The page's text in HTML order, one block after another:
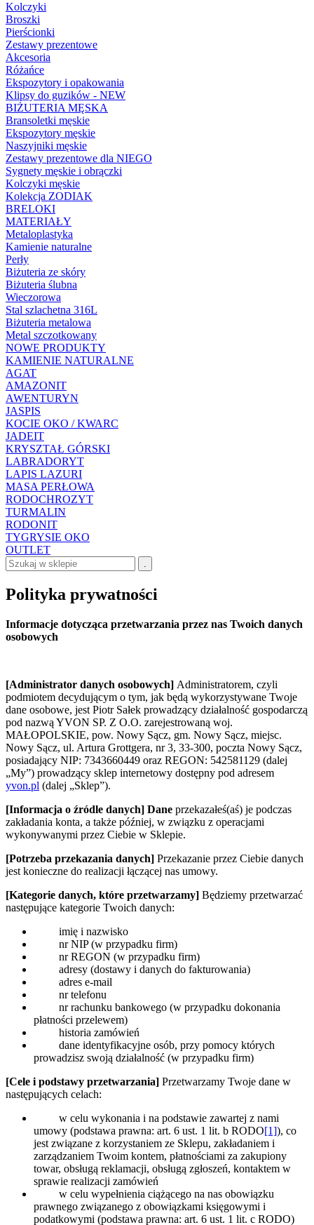
Kolczyki
Broszki
Pierścionki
Zestawy prezentowe
Akcesoria
Różańce
Ekspozytory i opakowania
Klipsy do guzików - NEW
BIŻUTERIA MĘSKA
Bransoletki męskie
Ekspozytory męskie
Naszyjniki męskie
Zestawy prezentowe dla NIEGO
Sygnety męskie i obrączki
Kolczyki męskie
Kolekcja ZODIAK
BRELOKI
MATERIAŁY
Metaloplastyka
Kamienie naturalne
Perły
Biżuteria ze skóry
Biżuteria ślubna
Wieczorowa
Stal szlachetna 316L
Biżuteria metalowa
Metal szczotkowany
NOWE PRODUKTY
KAMIENIE NATURALNE
AGAT
AMAZONIT
AWENTURYN
JASPIS
KOCIE OKO / KWARC
JADEIT
KRYSZTAŁ GÓRSKI
LABRADORYT
LAPIS LAZURI
MASA PERŁOWA
RODOCHROZYT
TURMALIN
RODONIT
TYGRYSIE OKO
OUTLET
.
Polityka prywatności
Informacje dotycząca przetwarzania przez nas Twoich danych
osobowych
[Administrator danych osobowych] Administratorem, czyli
podmiotem decydującym o tym, jak będą wykorzystywane Twoje
dane osobowe, jest Piotr Sałek prowadzący działalność gospodarczą
pod nazwą YVON SP. Z O.O. zarejestrowaną woj.
MAŁOPOLSKIE, pow. Nowy Sącz, gm. Nowy Sącz, miejsc.
Nowy Sącz, ul. Artura Grottgera, nr 3, 33-300, poczta Nowy Sącz,
posiadający NIP: 7343660449 oraz REGON: 542581129 (dalej
„My”) prowadzący sklep internetowy dostępny pod adresem
yvon.pl (dalej „Sklep”).
[Informacja o źródle danych] Dane przekazałeś(aś) je podczas
zakładania konta, a także później, w związku z operacjami
wykonywanymi przez Ciebie w Sklepie.
[Potrzeba przekazania danych] Przekazanie przez Ciebie danych
jest konieczne do realizacji łączącej nas umowy.
[Kategorie danych, które przetwarzamy] Będziemy przetwarzać
następujące kategorie Twoich danych:
imię i nazwisko
nr NIP (w przypadku firm)
nr REGON (w przypadku firm)
adresy (dostawy i danych do fakturowania)
adres e-mail
nr telefonu
nr rachunku bankowego (w przypadku dokonania
płatności przelewem)
historia zamówień
dane identyfikacyjne osób, przy pomocy których
prowadzisz swoją działalność (w przypadku firm)
[Cele i podstawy przetwarzania] Przetwarzamy Twoje dane w
następujących celach:
w celu wykonania i na podstawie zawartej z nami
umowy (podstawa prawna: art. 6 ust. 1 lit. b RODO[1]), co
jest związane z korzystaniem ze Sklepu, zakładaniem i
zarządzaniem Twoim kontem, płatnościami za zakupiony
towar, obsługą reklamacji, obsługą zgłoszeń, kontaktem w
sprawie realizacji zamówień
w celu wypełnienia ciążącego na nas obowiązku
prawnego związanego z obowiązkami księgowymi i
podatkowymi (podstawa prawna: art. 6 ust. 1 lit. c RODO)